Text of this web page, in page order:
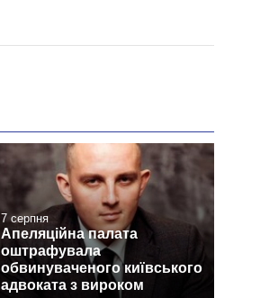
7 серпня
Апеляційна палата
оштрафувала
обвинуваченого київського
адвоката з вироком